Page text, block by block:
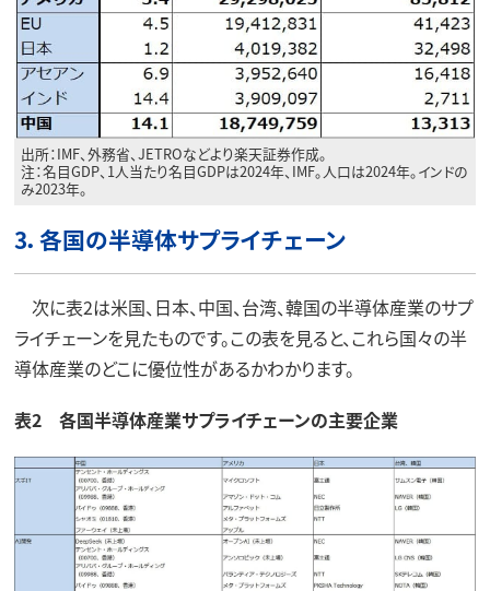
出所：IMF、外務省、JETROなどより楽天証券作成。
注：名目GDP、1人当たり名目GDPは2024年、IMF。人口は2024年。インドの
み2023年。
3．各国の半導体サプライチェーン
次に表2は米国、日本、中国、台湾、韓国の半導体産業のサプ
ライチェーンを見たものです。この表を見ると、これら国々の半
導体産業のどこに優位性があるかわかります。
表2 各国半導体産業サプライチェーンの主要企業